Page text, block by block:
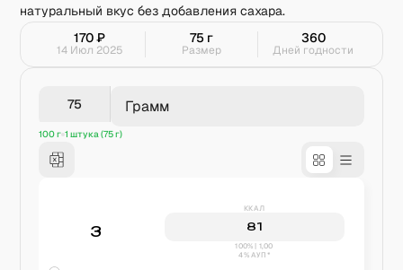
натуральный вкус без добавления сахара.
170₽
14 Июл 2025
75 г
Размер
360
Дней годности
Грамм
100 г 1 штука (75 г)
3
ККАЛ
81
100% | 1,00
4% АУП*